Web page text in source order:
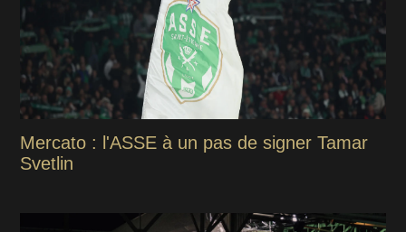
Mercato : l'ASSE à un pas de signer Tamar
Svetlin